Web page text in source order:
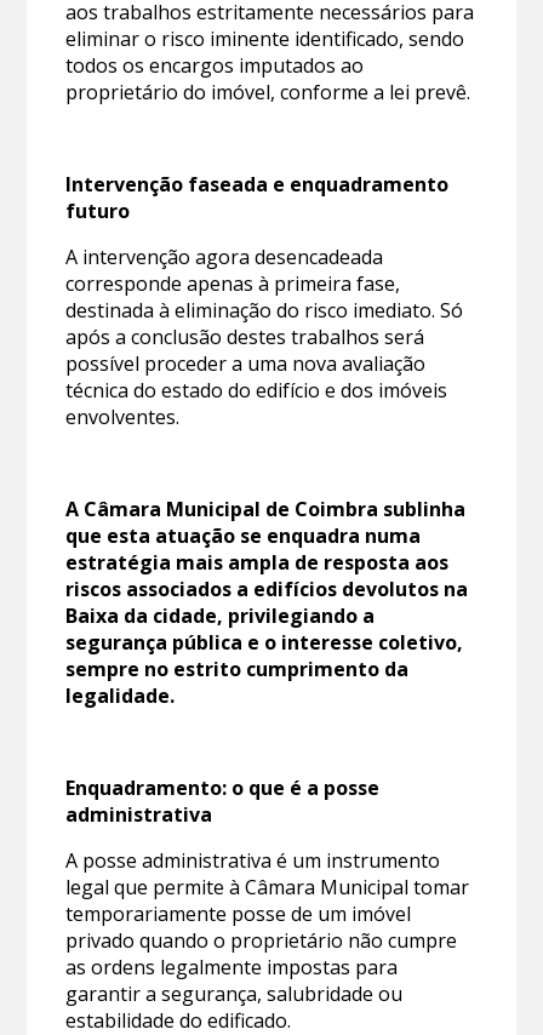
aos trabalhos estritamente necessários para
eliminar o risco iminente identificado, sendo
todos os encargos imputados ao
proprietário do imóvel, conforme a lei prevê.
Intervenção faseada e enquadramento
futuro
A intervenção agora desencadeada
corresponde apenas à primeira fase,
destinada à eliminação do risco imediato. Só
após a conclusão destes trabalhos será
possível proceder a uma nova avaliação
técnica do estado do edifício e dos imóveis
envolventes.
A Câmara Municipal de Coimbra sublinha
que esta atuação se enquadra numa
estratégia mais ampla de resposta aos
riscos associados a edifícios devolutos na
Baixa da cidade, privilegiando a
segurança pública e o interesse coletivo,
sempre no estrito cumprimento da
legalidade.
Enquadramento: o que é a posse
administrativa
A posse administrativa é um instrumento
legal que permite à Câmara Municipal tomar
temporariamente posse de um imóvel
privado quando o proprietário não cumpre
as ordens legalmente impostas para
garantir a segurança, salubridade ou
estabilidade do edificado.